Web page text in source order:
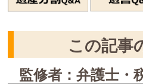
この記事
監修者：弁護士